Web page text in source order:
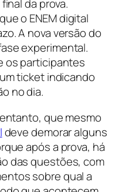
da prova.
o ENEM digital
A nova versão do
experimental.
os participantes
ticket indicando
no dia.
que mesmo
deve demorar alguns
após a prova, há
das questões, com
sobre qual a